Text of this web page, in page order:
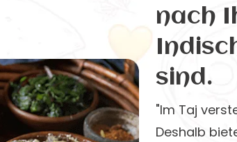
nach
sind.
"Im Taj
Deshalb